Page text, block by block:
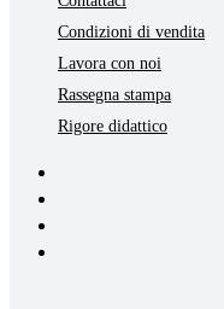
Condizioni di vendita
Lavora con noi
Rassegna stampa
Rigore didattico